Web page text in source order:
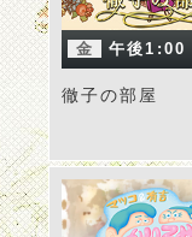
金 午後1:00
徹子の部屋